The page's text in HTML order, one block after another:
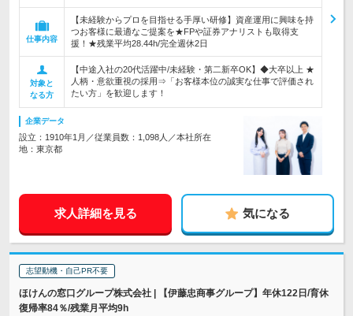
仕事内容
【未経験からプロを目指せる手厚い研修】資産運用に興味を持
つお客様に最適なご提案を★FPや証券アナリストも取得支
援！★残業平均28.44h/完全週休2日
対象と
なる方
【中途入社の20代活躍中/未経験・第二新卒OK】◆大卒以上 ★
人柄・意欲重視の採用⇒「お客様本位の誠実な仕事で評価され
たい方」を歓迎します！
企業データ
設立：1910年1月／従業員数：1,098人／本社所在
地：東京都
求人詳細を見る 気になる
志望動機・自己PR不要
ほけんの窓口グループ株式会社 | 【伊藤忠商事グループ】年休122日/育休
復帰率84％/残業月平均9h